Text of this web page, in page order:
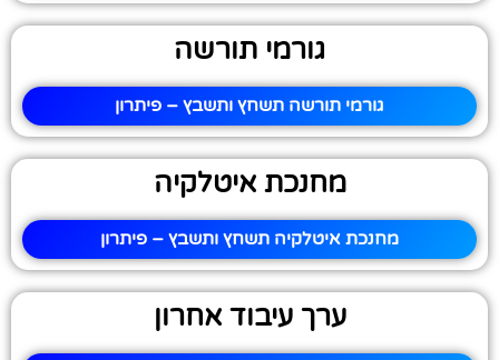
גורמי תורשה
גורמי תורשה תשחץ ותשבץ – פיתרון
מחנכת איטלקיה
מחנכת איטלקיה תשחץ ותשבץ – פיתרון
ערך עיבוד אחרון